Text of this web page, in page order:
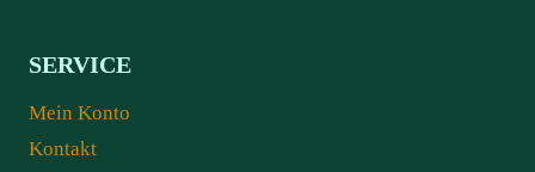
SERVICE
Mein Konto
Kontakt